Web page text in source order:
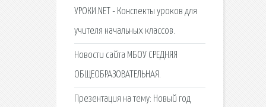
УРОКИ.NET - Конспекты уроков для
учителя начальных классов.
Новости сайта МБОУ СРЕДНЯЯ
ОБЩЕОБРАЗОВАТЕЛЬНАЯ.
Презентация на тему: Новый год